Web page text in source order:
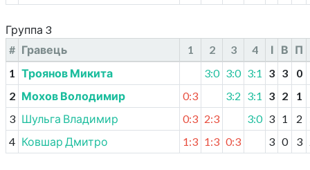
Группа 3
# Гравець 1 2 3 4 І В П
1 Троянов Микита 3:0 3:0 3:1 3 3 0
2 Мохов Володимир 0:3 3:2 3:1 3 2 1
3 Шульга Владимир 0:3 2:3 3:0 3 1 2
4 Ковшар Дмитро 1:3 1:3 0:3 3 0 3